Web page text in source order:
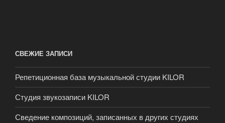
СВЕЖИЕ ЗАПИСИ
Репетиционная база музыкальной студии KILOR
Студия звукозаписи KILOR
Сведение композиций, записанных в других студиях